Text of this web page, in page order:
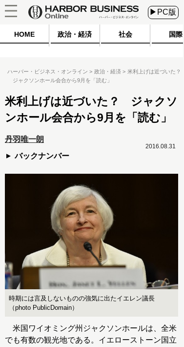
▶PC版
HOME 政治・経済 社会 国際
ハーバー・ビジネス・オンライン 政治・経済
米利上げは近づいた？
ジャクソンホール会合から9月を「読む」
米利上げは近づいた？ ジャクソ
ンホール会合から9月を「読む」
丹羽唯一朗
バックナンバー
2016.08.31
時期には言及しないものの強気に出たイエレン議長
（photo PublicDomain）
米国ワイオミング州ジャクソンホールは、全米
でも有数の観光地である。イエローストーン国立